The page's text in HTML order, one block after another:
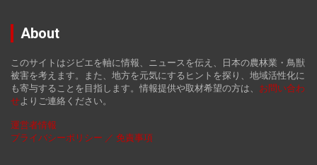
About
このサイトはジビエを軸に情報、ニュースを伝え、日本の農林業・鳥獣
被害を考えます。また、地方を元気にするヒントを探り、地域活性化に
も寄与することを目指します。情報提供や取材希望の方は、 お問い合わ
せよりご連絡ください。
運営者情報
プライバシーポリシー ／ 免責事項